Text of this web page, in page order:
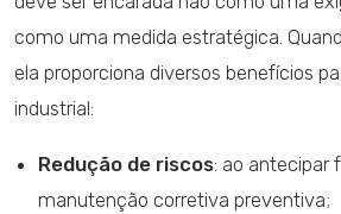
como uma medida estratégica.
ela proporciona diversos benefícios
industrial:
Redução de riscos: ao antecipar
manutenção corretiva preventiva;